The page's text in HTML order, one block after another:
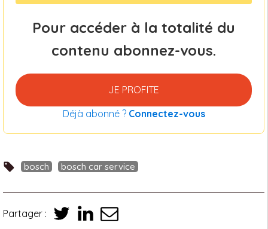
Pour accéder à la totalité du
contenu abonnez-vous.
JE PROFITE
Déjà abonné ? Connectez-vous
bosch bosch car service
Partager :